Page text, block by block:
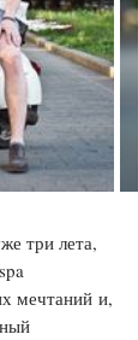
три лета,
мечтаний и,